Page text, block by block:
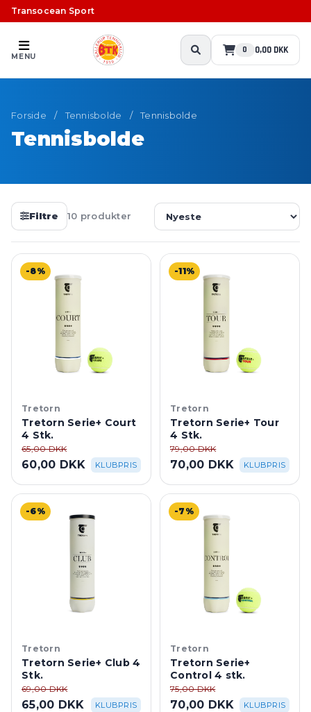
Transocean Sport
MENU
0 0,00 DKK
Forside / Tennisbolde / Tennisbolde
Tennisbolde
Filtre 10 produkter
-8%
Tretorn
Tretorn Serie+ Court
4 Stk.
65,00 DKK
60,00 DKK KLUBPRIS
-11%
Tretorn
Tretorn Serie+ Tour
4 Stk.
79,00 DKK
70,00 DKK KLUBPRIS
-6%
Tretorn
Tretorn Serie+ Club 4
Stk.
69,00 DKK
65,00 DKK KLUBPRIS
-7%
Tretorn
Tretorn Serie+
Control 4 stk.
75,00 DKK
70,00 DKK KLUBPRIS